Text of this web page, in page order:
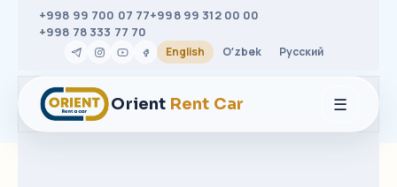
+998 99 700 07 77+998 99 312 00 00
+998 78 333 77 70
English Oʻzbek Русский
Orient Rent Car ☰